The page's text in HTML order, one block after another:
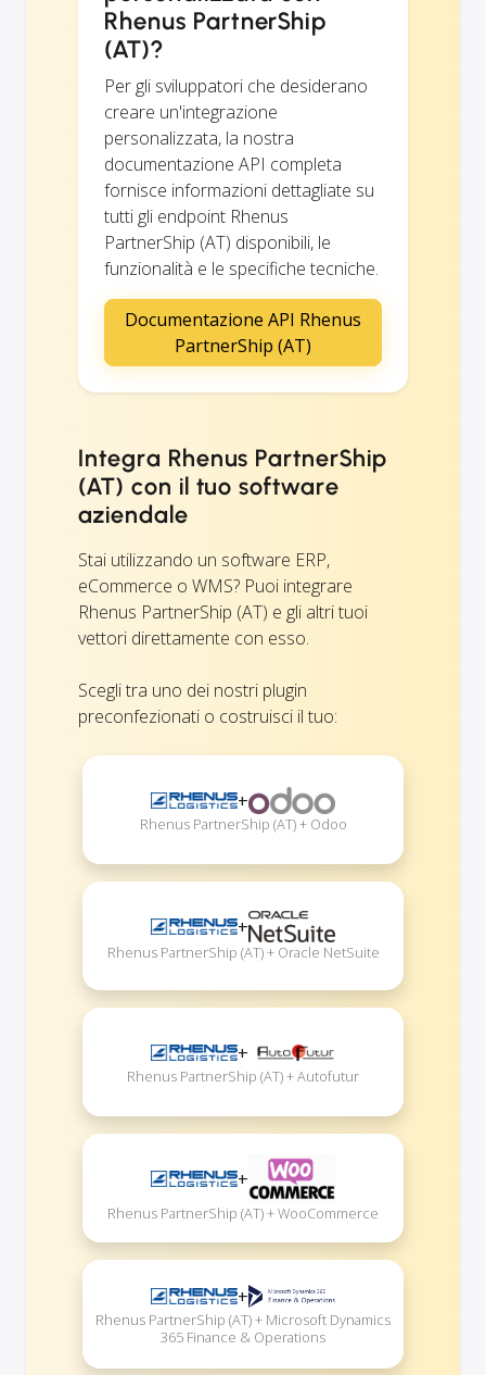
Rhenus PartnerShip
(AT)?
Per gli sviluppatori che desiderano
creare un'integrazione
personalizzata, la nostra
documentazione API completa
fornisce informazioni dettagliate su
tutti gli endpoint Rhenus
PartnerShip (AT) disponibili, le
funzionalità e le specifiche tecniche.
Documentazione API Rhenus
PartnerShip (AT)
Integra Rhenus PartnerShip
(AT) con il tuo software
aziendale
Stai utilizzando un software ERP,
eCommerce o WMS? Puoi integrare
Rhenus PartnerShip (AT) e gli altri tuoi
vettori direttamente con esso.
Scegli tra uno dei nostri plugin
preconfezionati o costruisci il tuo:
+
Rhenus PartnerShip (AT) + Odoo
+
Rhenus PartnerShip (AT) + Oracle NetSuite
+
Rhenus PartnerShip (AT) + Autofutur
+
Rhenus PartnerShip (AT) + WooCommerce
+
Rhenus PartnerShip (AT) + Microsoft Dynamics
365 Finance & Operations